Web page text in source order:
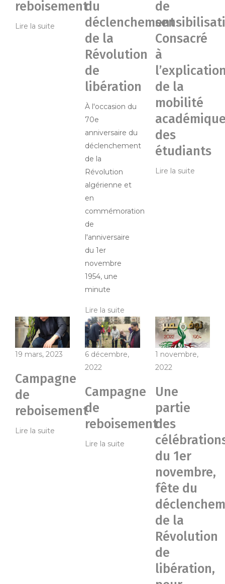
reboisement
Lire la suite
du
déclenchement
de la
Révolution
de
libération
À l'occasion du
70e
anniversaire du
déclenchement
de la
Révolution
algérienne et
en
commémoration
de
l'anniversaire
du 1er
novembre
1954, une
minute
Lire la suite
de
Consacré
à
de la
mobilité
des
étudiants
Lire la suite
19 mars, 2023
Campagne
de
reboisement
Lire la suite
6 décembre,
2022
Campagne
de
reboisement
Lire la suite
1 novembre,
2022
Une
partie
des
du 1er
novembre,
fête du
de la
Révolution
de
libération,